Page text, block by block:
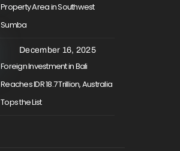
Property Area in Southwest
Sumba
December 16, 2025
Foreign Investment in Bali
Reaches IDR 18.7 Trillion, Australia
Tops the List